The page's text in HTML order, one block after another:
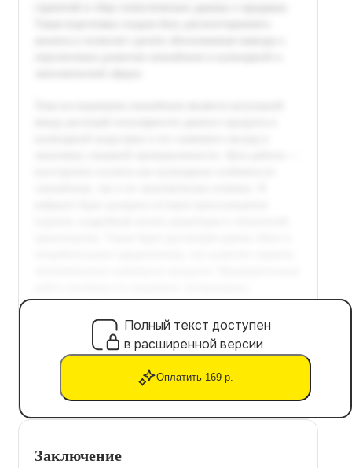
Полный текст доступен
в расширенной версии
Оплатить 169 р.
Заключение